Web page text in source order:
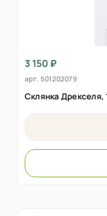
3 150 ₽
арт. 501202079
Склянка Дрекселя,